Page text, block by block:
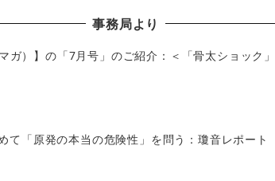
事務局より
ガ）】の「7月号」のご紹介：＜「骨太ショック
て「原発の本当の危険性」を問う：瓊音レポート